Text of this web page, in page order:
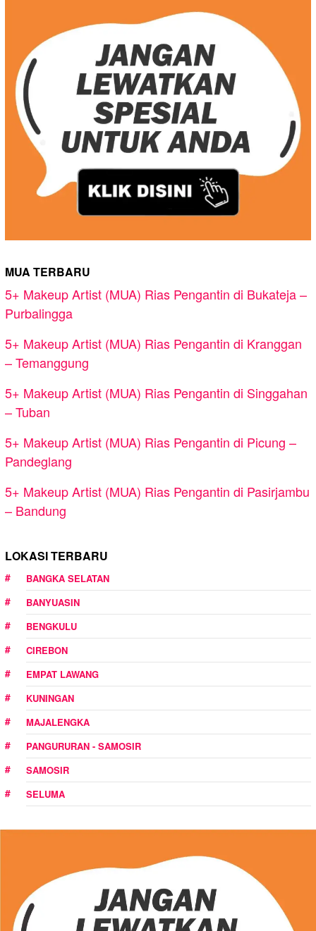
MUA TERBARU
5+ Makeup Artist (MUA) Rias Pengantin di Bukateja –
Purbalingga
5+ Makeup Artist (MUA) Rias Pengantin di Kranggan
– Temanggung
5+ Makeup Artist (MUA) Rias Pengantin di Singgahan
– Tuban
5+ Makeup Artist (MUA) Rias Pengantin di Picung –
Pandeglang
5+ Makeup Artist (MUA) Rias Pengantin di Pasirjambu
– Bandung
LOKASI TERBARU
BANGKA SELATAN
BANYUASIN
BENGKULU
CIREBON
EMPAT LAWANG
KUNINGAN
MAJALENGKA
PANGURURAN - SAMOSIR
SAMOSIR
SELUMA